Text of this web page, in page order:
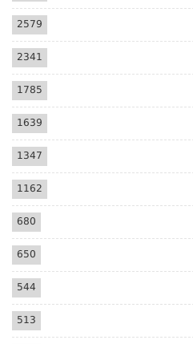
2579
2341
1785
1639
1347
1162
680
650
544
513